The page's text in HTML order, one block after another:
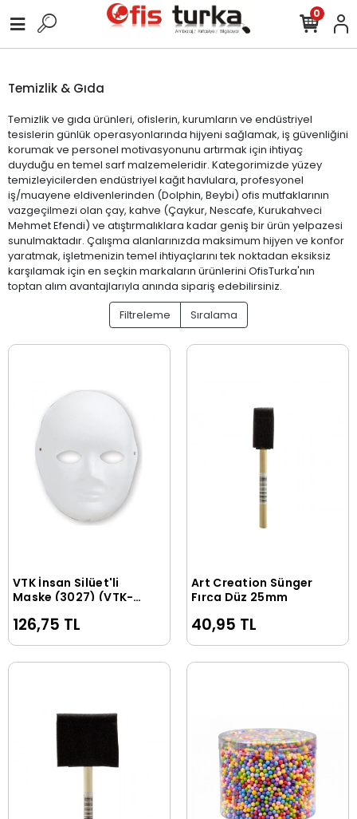
0
Temizlik & Gıda
Temizlik ve gıda ürünleri, ofislerin, kurumların ve endüstriyel
tesislerin günlük operasyonlarında hijyeni sağlamak, iş güvenliğini
korumak ve personel motivasyonunu artırmak için ihtiyaç
duyduğu en temel sarf malzemeleridir. Kategorimizde yüzey
temizleyicilerden endüstriyel kağıt havlulara, profesyonel
iş/muayene eldivenlerinden (Dolphin, Beybi) ofis mutfaklarının
vazgeçilmezi olan çay, kahve (Çaykur, Nescafe, Kurukahveci
Mehmet Efendi) ve atıştırmalıklara kadar geniş bir ürün yelpazesi
sunulmaktadır. Çalışma alanlarınızda maksimum hijyen ve konfor
yaratmak, işletmenizin temel ihtiyaçlarını tek noktadan eksiksiz
karşılamak için en seçkin markaların ürünlerini OfisTurka'nın
toptan alım avantajlarıyla anında sipariş edebilirsiniz.
Filtreleme
Sıralama
Sepete Ekle
VTK İnsan Silüet'li
Maske (3027) (VTK-
126,75 TL
Sepete Ekle
Art Creation Sünger
Fırça Düz 25mm
40,95 TL